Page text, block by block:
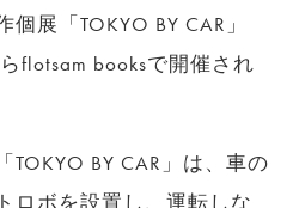
個展「TOKYO BY CAR」
flotsam booksで開催され
BY CAR」は、車の
ロボを設置し、運転しな